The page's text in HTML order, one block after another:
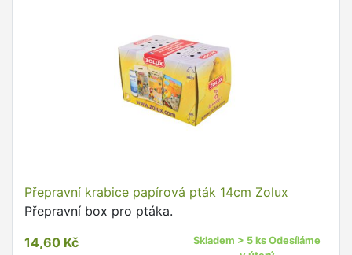
Přepravní krabice papírová pták 14cm Zolux
Přepravní box pro ptáka.
14,60 Kč
Skladem > 5 ks Odesíláme